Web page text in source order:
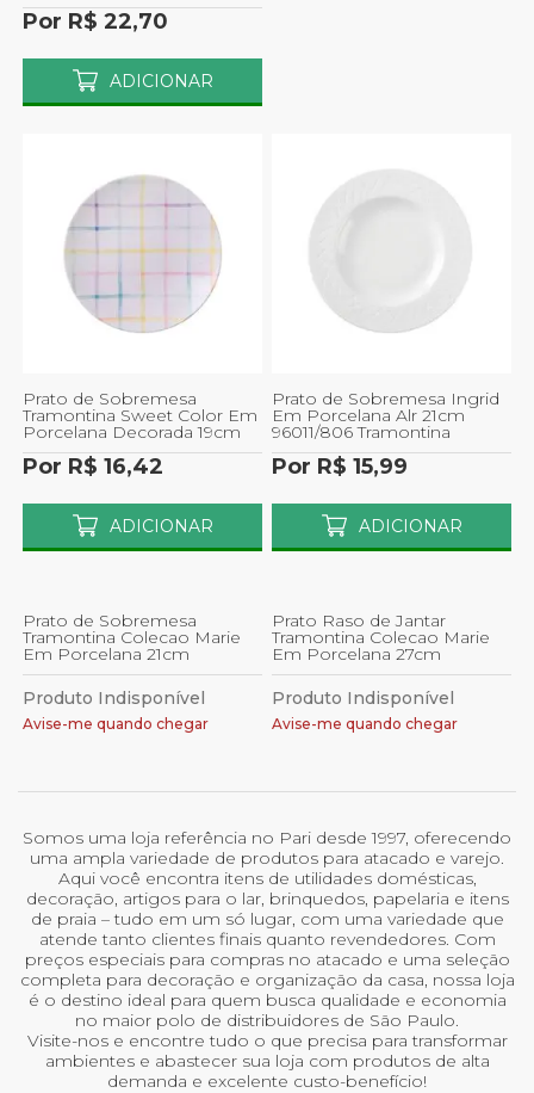
Por R$ 22,70
ADICIONAR
Prato de Sobremesa
Tramontina Sweet Color Em
Porcelana Decorada 19cm
Por R$ 16,42
ADICIONAR
Prato de Sobremesa Ingrid
Em Porcelana Alr 21cm
96011/806 Tramontina
Por R$ 15,99
ADICIONAR
Prato de Sobremesa
Tramontina Colecao Marie
Em Porcelana 21cm
Produto Indisponível
Avise-me quando chegar
Prato Raso de Jantar
Tramontina Colecao Marie
Em Porcelana 27cm
Produto Indisponível
Avise-me quando chegar
Somos uma loja referência no Pari desde 1997, oferecendo
uma ampla variedade de produtos para atacado e varejo.
Aqui você encontra itens de utilidades domésticas,
decoração, artigos para o lar, brinquedos, papelaria e itens
de praia – tudo em um só lugar, com uma variedade que
atende tanto clientes finais quanto revendedores. Com
preços especiais para compras no atacado e uma seleção
completa para decoração e organização da casa, nossa loja
é o destino ideal para quem busca qualidade e economia
no maior polo de distribuidores de São Paulo.
Visite-nos e encontre tudo o que precisa para transformar
ambientes e abastecer sua loja com produtos de alta
demanda e excelente custo-benefício!